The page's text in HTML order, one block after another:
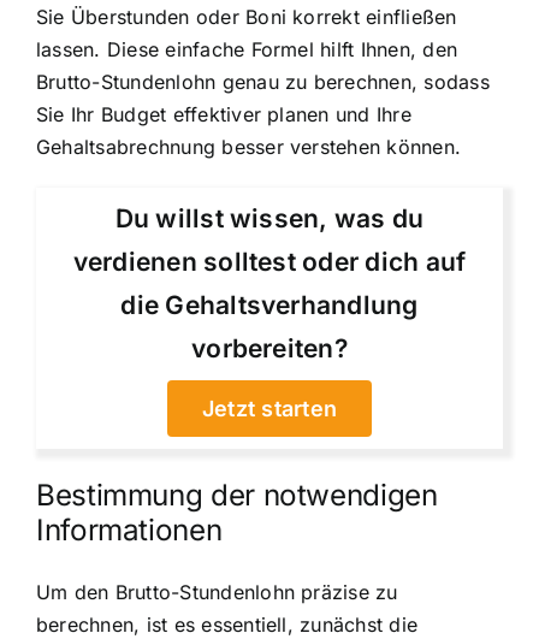
Sie Überstunden oder Boni korrekt einfließen
lassen. Diese einfache Formel hilft Ihnen, den
Brutto-Stundenlohn genau zu berechnen, sodass
Sie Ihr Budget effektiver planen und Ihre
Gehaltsabrechnung besser verstehen können.
Du willst wissen, was du
verdienen solltest oder dich auf
die Gehaltsverhandlung
vorbereiten?
Jetzt starten
Bestimmung der notwendigen
Informationen
Um den Brutto-Stundenlohn präzise zu
berechnen, ist es essentiell, zunächst die